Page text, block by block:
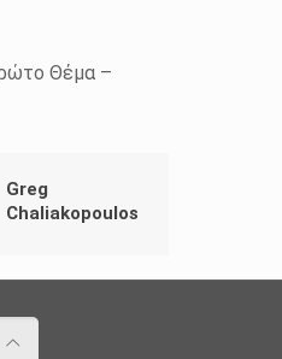
Θέμα –
Greg
Chaliakopoulos